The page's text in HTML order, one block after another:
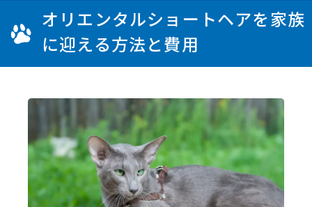
オリエンタルショートヘアを家族
に迎える方法と費用